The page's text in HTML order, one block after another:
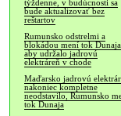
týždenne, v budúcnosti sa
bude aktualizovať bez
reštartov
Rumunsko odstrelmi a
blokádou mení tok Dunaja,
aby udržalo jadrovú
elektráreň v chode
Maďarsko jadrovú
nakoniec kompletne
neodstavilo, Rumunsko
tok Dunaja